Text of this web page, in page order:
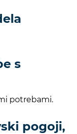
s
potrebami.
pogoji,